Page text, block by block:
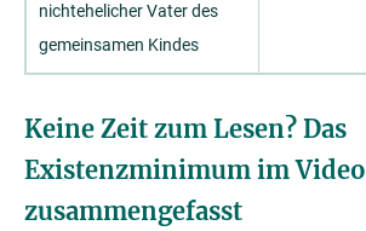
nichtehelicher Vater des
gemeinsamen Kindes
Keine Zeit zum Lesen? Das
Existenzminimum im Video
zusammengefasst